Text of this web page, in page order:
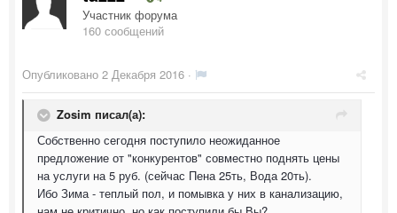
Участник форума
160 сообщений
Опубликовано 2 Декабря 2016 ·
Zosim писал(а):
Собственно сегодня поступило неожиданное
предложение от "конкурентов" совместно поднять цены
на услуги на 5 руб. (сейчас Пена 25ть, Вода 20ть).
Ибо Зима - теплый пол, и помывка у них в канализацию,